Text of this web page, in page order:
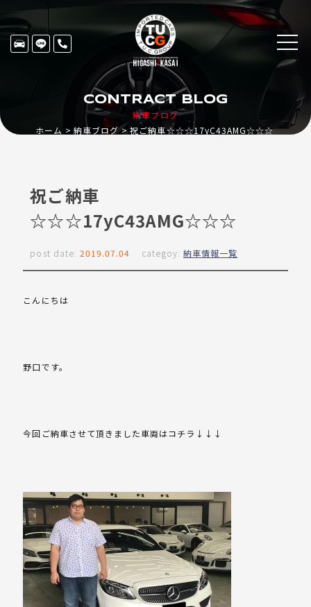
納車ブログ
CONTRACT BLOG
ホーム 納車ブログ 祝ご納車☆☆☆17yC43AMG☆☆☆
祝ご納車
☆☆☆17yC43AMG☆☆☆
post date: 2019.07.04 categoy: 納車情報一覧
こんにちは
野口です。
今回ご納車させて頂きました車両はコチラ↓↓↓